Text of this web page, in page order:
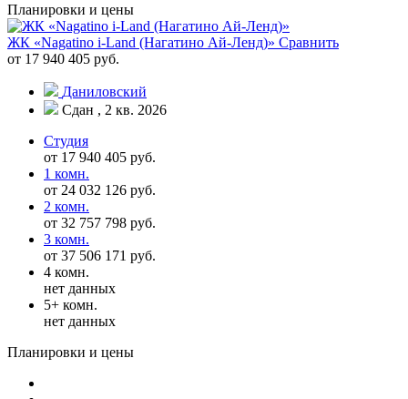
Планировки и цены
ЖК «Nagatino i-Land (Нагатино Ай-Ленд)» Сравнить
от 17 940 405 руб.
Даниловский
Сдан , 2 кв. 2026
Студия
от 17 940 405 руб.
1 комн.
от 24 032 126 руб.
2 комн.
от 32 757 798 руб.
3 комн.
от 37 506 171 руб.
4 комн.
нет данных
5+ комн.
нет данных
Планировки и цены